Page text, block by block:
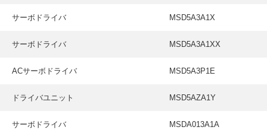
サーボドライバ MSD5A3A1X
サーボドライバ MSD5A3A1XX
ACサーボドライバ MSD5A3P1E
ドライバユニット MSD5AZA1Y
サーボドライバ MSDA013A1A